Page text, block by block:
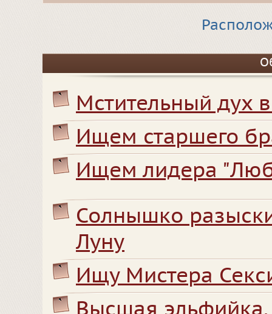
Мстительный дух
Ищем старшего
Ищем лидера
Солнышко
Луну
Ищу Мистера
Высшая эльфийка,